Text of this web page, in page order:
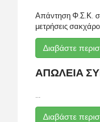
Απάντηση Φ.Σ.Κ.
μετρήσεις
Διαβάστε
ΑΠΩΛΕΙΑ
Διαβάστε